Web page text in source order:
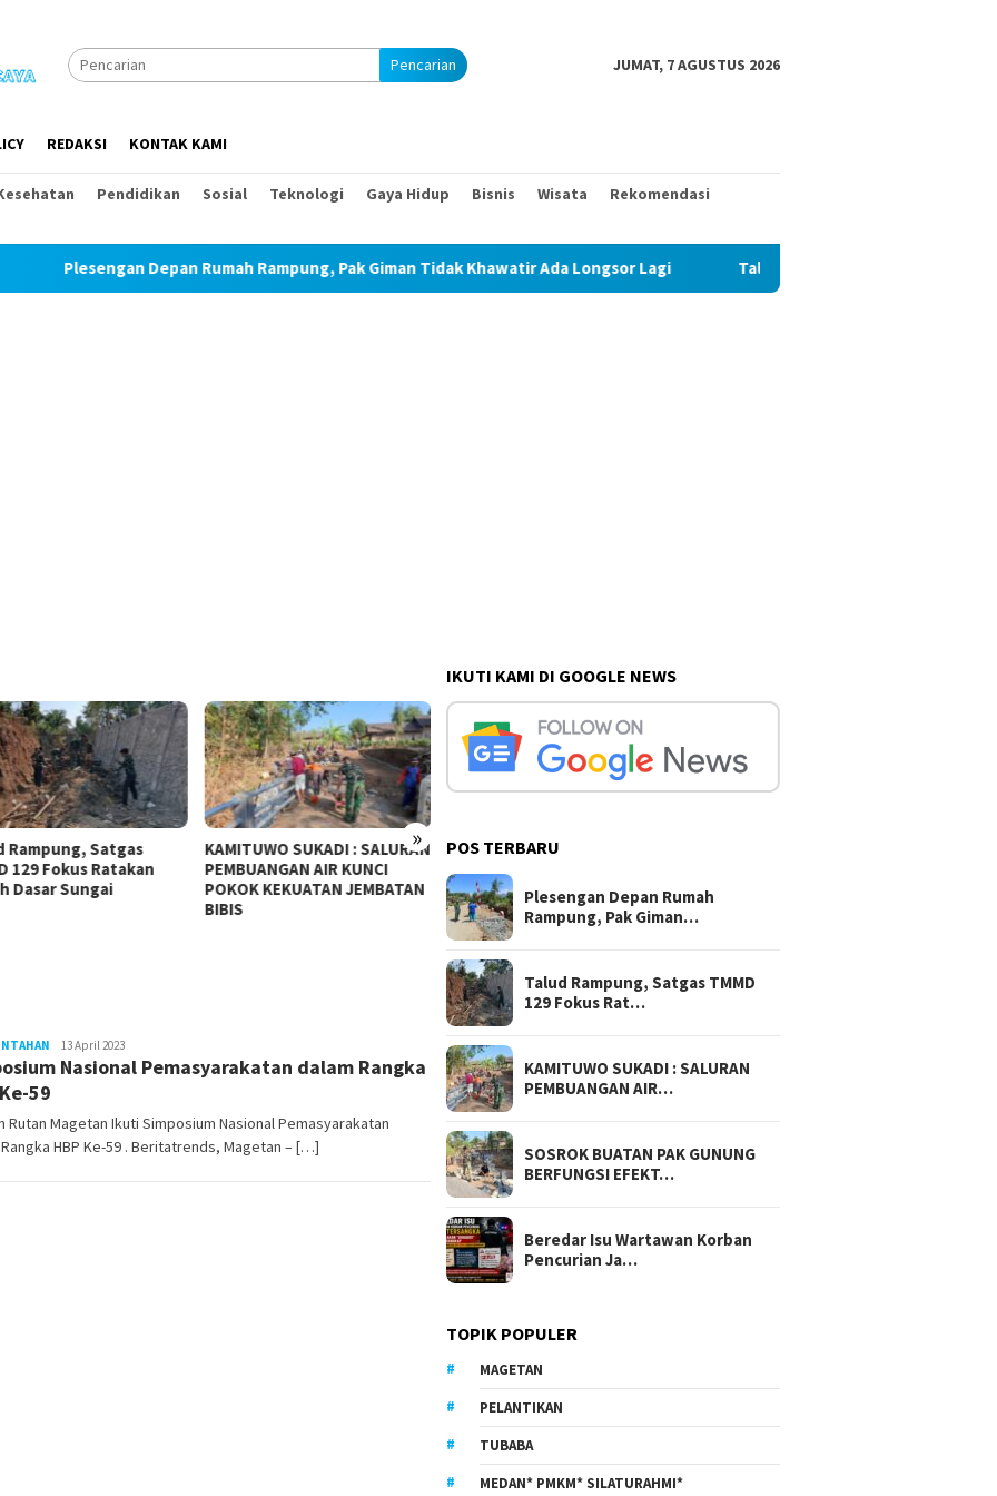
Pencarian JUMAT, 7 AGUSTUS 2026
REDAKSI KONTAK KAMI
Pendidikan Sosial Teknologi Gaya Hidup Bisnis Wisata
Rekomendasi
Plesengan Depan Rumah Rampung, Pak Giman Tidak Khawatir Ada Longsor Lagi Talud Rampung, Satgas TMMD 129
»
KAMITUWO SUKADI : SALURAN
PEMBUANGAN AIR KUNCI
POKOK KEKUATAN JEMBATAN
SOSROK BUATAN PAK
GUNUNG BERFUNGSI EFEKTIF
MERAPIKAN PASANGAN BATU
TALUD JEMBATAN BIBIS
Tersangka Diduga Akan
“Dihabisi” Jika Ditangkap,
Isu Uang Imbalan 30 Juta
LilikAbdi
13 April 2023
Nasional Pemasyarakatan dalam Rangka
59
Rutan Magetan Ikuti Simposium Nasional Pemasyarakatan
HBP Ke-59 . Beritatrends, Magetan – […]
IKUTI KAMI DI GOOGLE NEWS
POS TERBARU
Plesengan Depan Rumah
Rampung, Pak Giman…
Talud Rampung, Satgas TMMD
129 Fokus Rat…
KAMITUWO SUKADI : SALURAN
PEMBUANGAN AIR…
SOSROK BUATAN PAK GUNUNG
BERFUNGSI EFEKT…
Beredar Isu Wartawan Korban
Pencurian Ja…
TOPIK POPULER
MAGETAN
PELANTIKAN
TUBABA
MEDAN* PMKM* SILATURAHMI*